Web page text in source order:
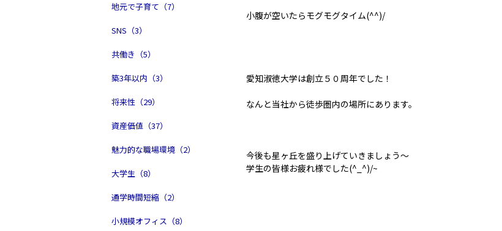
地元で子育て（7）
SNS（3）
共働き（5）
築3年以内（3）
将来性（29）
資産価値（37）
魅力的な職場環境（2）
大学生（8）
通学時間短縮（2）
小規模オフィス（8）
小腹が空いたらモグモグタイム(^^)/
愛知淑徳大学は創立５０周年でした！
なんと当社から徒歩圏内の場所にあります。
今後も星ヶ丘を盛り上げていきましょう～
学生の皆様お疲れ様でした(^_^)/~